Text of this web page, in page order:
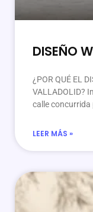
DISEÑO
¿POR QUÉ EL
VALLADOLID?
calle concurrida
LEER MÁS »